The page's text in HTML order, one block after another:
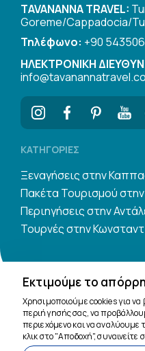
TAVANANNA TRAVEL:
Goreme/Cappadocia/
Τηλέφωνο: +90
ΗΛΕΚΤΡΟΝΙΚΗ
ΚΑΤΗΓΟΡΊΕΣ
Ξεναγήσεις στην
Πακέτα Τουρισμού
Περιηγήσεις στην
Τουρνές στην
Εκτιμούμε το
Χρησιμοποιούμε cookies για
περιήγησής σας, να
περιεχόμενο και να
κλικ στο "Αποδοχή",
Είμαστε εδώ για
βοήθεια